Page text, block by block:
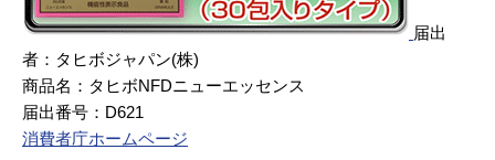
届出
者：タヒボジャパン(株)
商品名：タヒボNFDニューエッセンス
届出番号：D621
消費者庁ホームページ